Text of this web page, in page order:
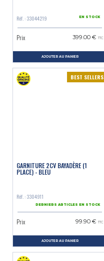
Réf. : 33044219 EN STOCK
Prix 399.00 € TTC
AJOUTER AU PANIER
BEST SELLERS
GARNITURE 2CV BAYADÈRE (1
PLACE) - BLEU
Réf. : 3304911
DERNIERS ARTICLES EN STOCK
Prix 99.90 € TTC
AJOUTER AU PANIER